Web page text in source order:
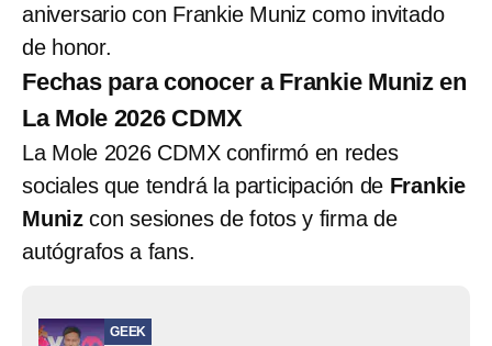
aniversario con Frankie Muniz como invitado
de honor.
Fechas para conocer a Frankie Muniz en
La Mole 2026 CDMX
La Mole 2026 CDMX confirmó en redes
sociales que tendrá la participación de Frankie
Muniz con sesiones de fotos y firma de
autógrafos a fans.
GEEK